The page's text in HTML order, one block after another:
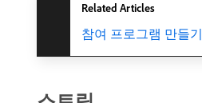
Related Articles
참여 프로그램 만들기